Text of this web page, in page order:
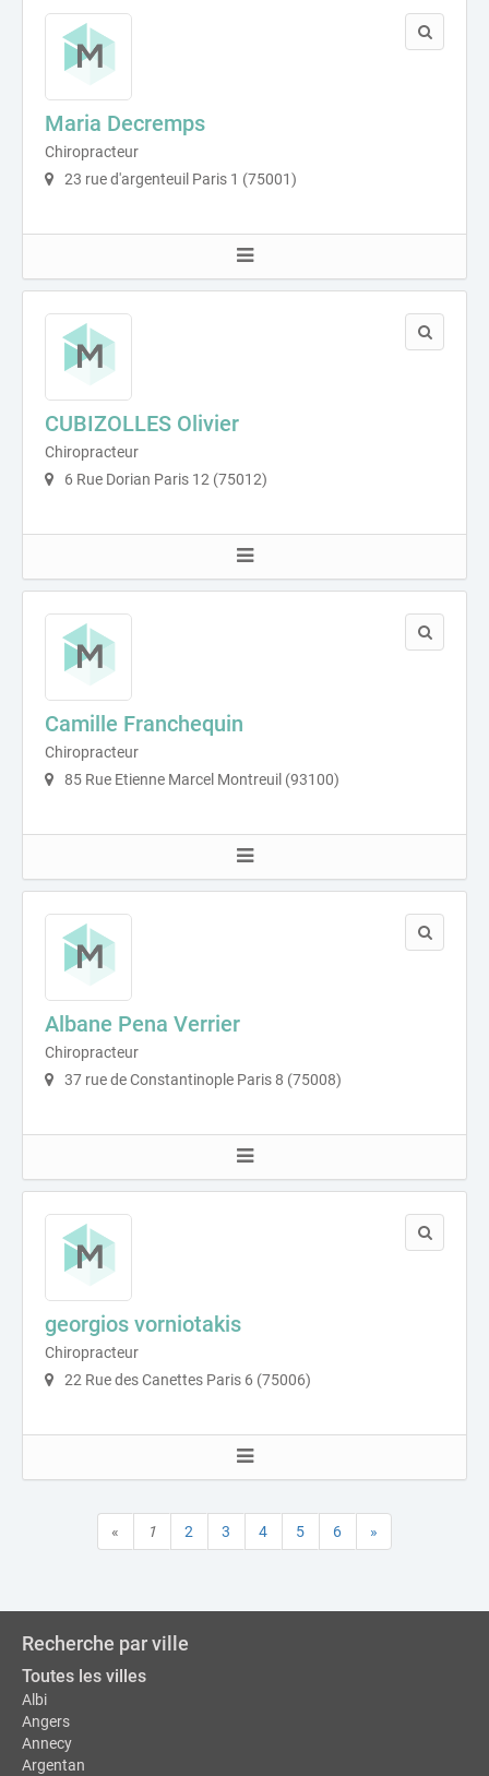
Maria Decremps
Chiropracteur
23 rue d'argenteuil Paris 1 (75001)
CUBIZOLLES Olivier
Chiropracteur
6 Rue Dorian Paris 12 (75012)
Camille Franchequin
Chiropracteur
85 Rue Etienne Marcel Montreuil (93100)
Albane Pena Verrier
Chiropracteur
37 rue de Constantinople Paris 8 (75008)
georgios vorniotakis
Chiropracteur
22 Rue des Canettes Paris 6 (75006)
« 1 2 3 4 5 6 »
Recherche par ville
Toutes les villes
Albi
Angers
Annecy
Argentan